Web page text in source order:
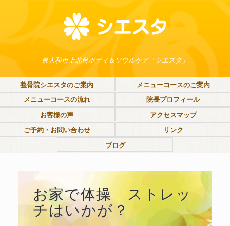
東大和市上北台ボディ＆ソウルケア「シエスタ」
整骨院シエスタのご案内
メニューコースのご案内
メニューコースの流れ
院長プロフィール
お客様の声
アクセスマップ
ご予約・お問い合わせ
リンク
ブログ
お家で体操 ストレッ
チはいかが？